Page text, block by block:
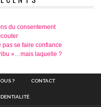
du consentement
pas se faire confiance
»…mais laquelle ?
? CONTACT